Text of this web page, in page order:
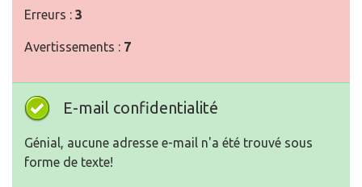
Erreurs : 3
Avertissements : 7
E-mail confidentialité
Génial, aucune adresse e-mail n'a été trouvé sous
forme de texte!